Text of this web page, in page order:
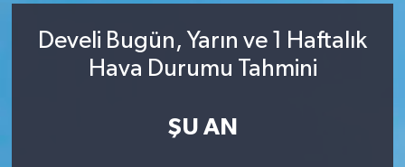
Develi Bugün, Yarın ve 1 Haftalık
Hava Durumu Tahmini
ŞU AN
Son Dakika Haberleri